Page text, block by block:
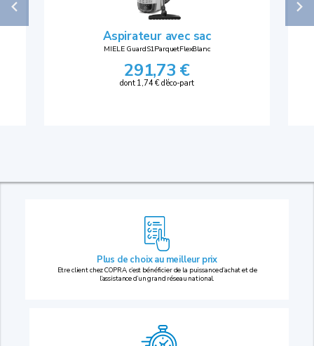
Aspirateur avec sac
MIELE GuardS1ParquetFlexBlanc
291,73 €
dont 1,74 € d'éco-part
Plus de choix au meilleur prix
Etre client chez COPRA, c’est bénéficier de la puissance d’achat et de
l’assistance d’un grand réseau national.